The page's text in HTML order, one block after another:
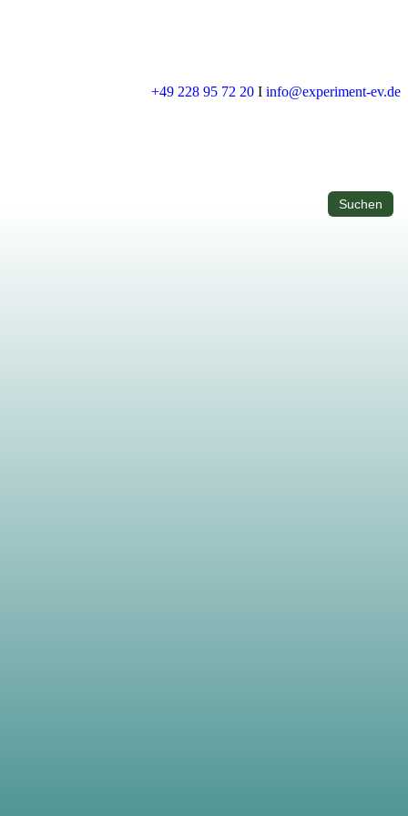
+49 228 95 72 20 I info@experiment-ev.de